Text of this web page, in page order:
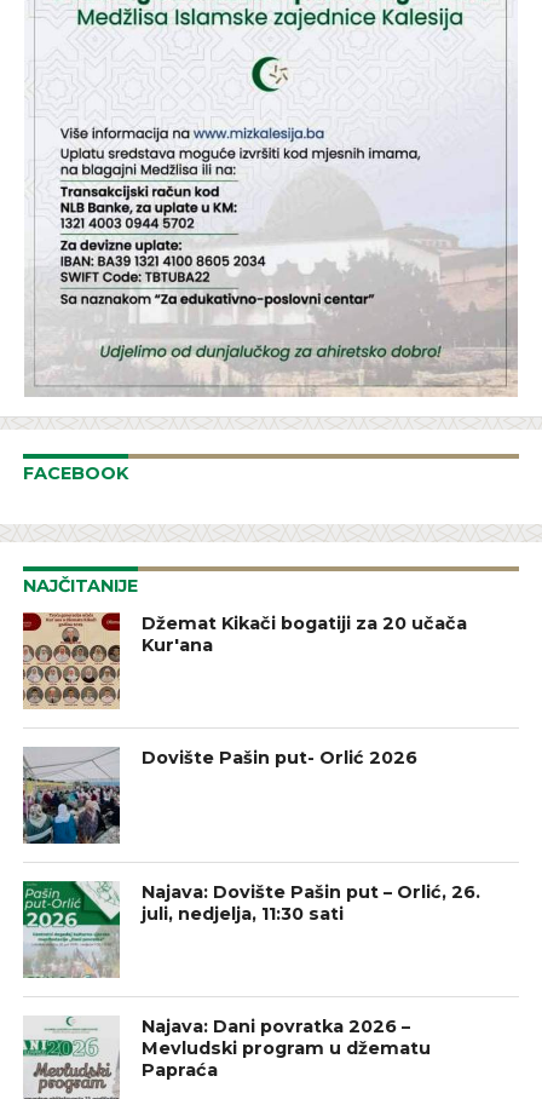
FACEBOOK
NAJČITANIJE
Džemat Kikači bogatiji za 20 učača
Kur'ana
Dovište Pašin put- Orlić 2026
Najava: Dovište Pašin put – Orlić, 26.
juli, nedjelja, 11:30 sati
Najava: Dani povratka 2026 –
Mevludski program u džematu
Papraća